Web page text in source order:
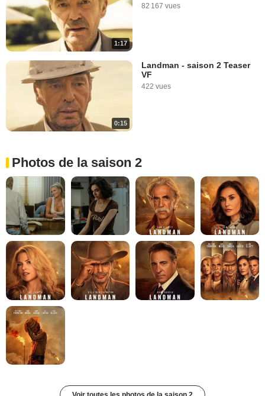
1:17
82 167 vues
0:15
Landman - saison 2 Teaser
VF
422 vues
Photos de la saison 2